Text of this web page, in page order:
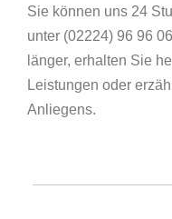
Sie können uns 24
unter (02224) 96 96
länger, erhalten Sie
Leistungen oder
Anliegens.